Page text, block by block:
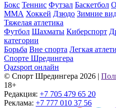
Бокс Теннис Футзал Баскетбол
ММА Хоккей Дзюдо Зимние
Тяжелая атлетика
Футбол Шахматы Киберспорт
категории
Борьба Вне спорта Легкая
Спорте Шредингера
Qazsport онлайн
© Cпорт Шредингера 2026 |
18+
Редакция: +7 705 479 65 20
Реклама: +7 777 010 37 56